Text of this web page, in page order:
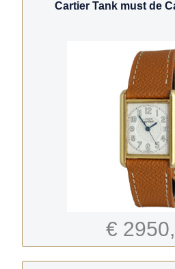
Cartier Tank must de
€